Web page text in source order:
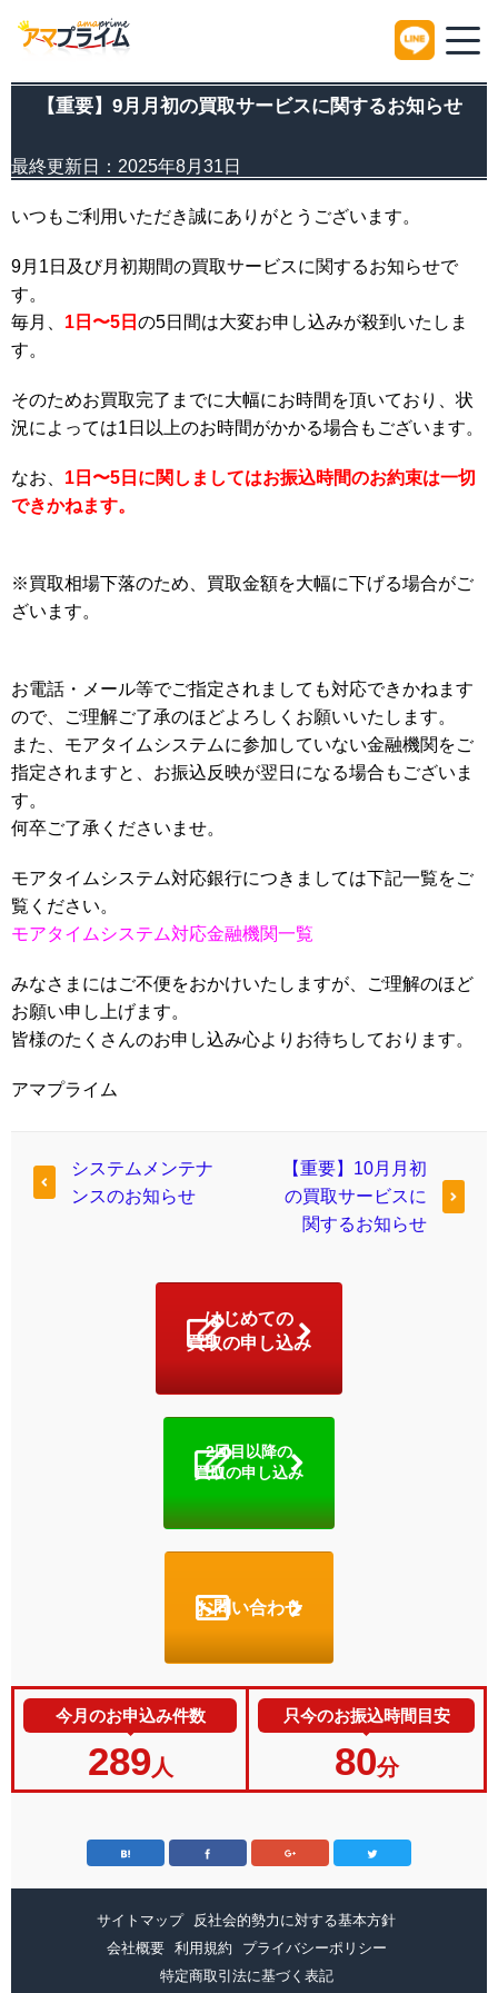
HOME Information 【重要】9月月初の買取サービスに関するお知らせ
【重要】9月月初の買取サービスに関するお知らせ
最終更新日： 2025年8月31日
いつもご利用いただき誠にありがとうございます。
9月1日及び月初期間の買取サービスに関するお知らせで
す。
毎月、 1日〜5日 の5日間は大変お申し込みが殺到いたしま
す。
そのためお買取完了までに大幅にお時間を頂いており、状
況によっては1日以上のお時間がかかる場合もございます。
なお、 1日〜5日に関しましてはお振込時間のお約束は一切
できかねます。
※買取相場下落のため、買取金額を大幅に下げる場合がご
ざいます。
お電話・メール等でご指定されましても対応できかねます
ので、ご理解ご了承のほどよろしくお願いいたします。
また、モアタイムシステムに参加していない金融機関をご
指定されますと、お振込反映が翌日になる場合もございま
す。
何卒ご了承くださいませ。
モアタイムシステム対応銀行につきましては下記一覧をご
覧ください。
モアタイムシステム対応金融機関一覧
みなさまにはご不便をおかけいたしますが、ご理解のほど
お願い申し上げます。
皆様のたくさんのお申し込み心よりお待ちしております。
アマプライム
システムメンテナ
ンスのお知らせ
【重要】10月月初
の買取サービスに
関するお知らせ
はじめての
買取の申し込み
2回目以降の
買取の申し込み
お問い合わせ
今月のお申込み件数
289人
只今のお振込時間目安
80分
サイトマップ
反社会的勢力に対する基本方針
会社概要
利用規約
プライバシーポリシー
特定商取引法に基づく表記